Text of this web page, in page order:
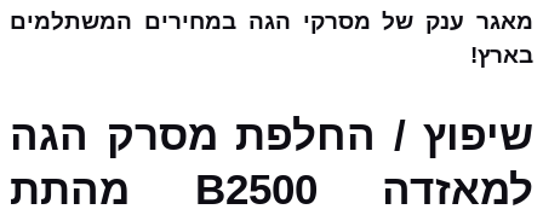
מאגר ענק של מסרקי הגה במחירים המשתלמים
בארץ!
שיפוץ / החלפת מסרק הגה
למאזדה B2500 מהתת